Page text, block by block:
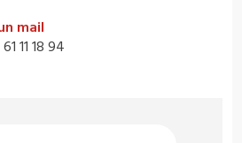
mail
11 18 94